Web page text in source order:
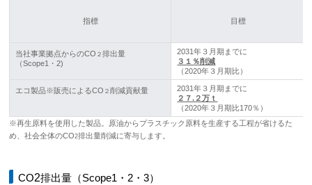
指標 目標
当社事業拠点からのCO ２排出量
（Scope1・2)
2031年３月期までに
３１％削減
（2020年３月期比）
エコ製品※販売によるCO ２削減貢献量
2031年３月期までに
２７.２万ｔ
（2020年３月期比170％）
※再生原料を使用した製品。原油からプラスチック原料を生産する工程が省けるた
め、社会全体のCO2排出量削減に寄与します。
CO2排出量（Scope1・2・3）